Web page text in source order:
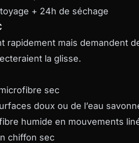
+ 24h de séchage
rapidement mais demandent
la glisse.
sec
doux ou de l’eau
humide en mouvements
chiffon sec